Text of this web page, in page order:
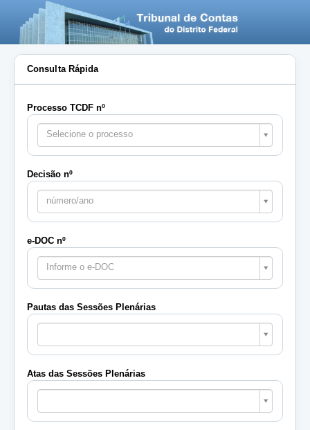
Consulta Rápida
Processo TCDF nº
Selecione o processo
Decisão nº
número/ano
e-DOC nº
Informe o e-DOC
Pautas das Sessões Plenárias
Pautas
Sessões
Plenárias
Atas das Sessões Plenárias
Atas
Sessões
Plenárias